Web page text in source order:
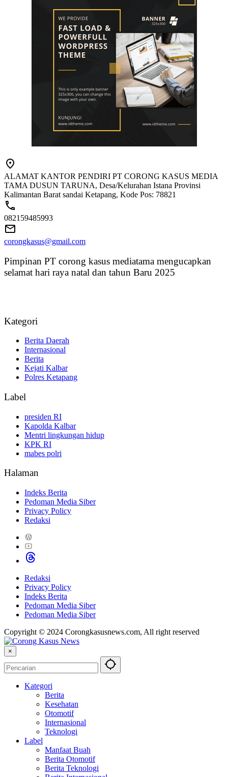
ALAMAT KANTOR PENDIRI PT CORONG KASUS MEDIA
TAMA DUSUN TARUNA, Desa/Kelurahan Istana Provinsi
Kalimantan Barat sandai Ketapang, Kode Pos: 78821
082159485993
corongkasus@gmail.com
Pimpinan PT corong kasus mediatama mengucapkan
selamat hari raya natal dan tahun Baru 2025
Kategori
Berita Daerah
Internasional
Berita
Kejati Kalbar
Polres Ketapang
Label
presiden RI
Kapolda Kalbar
Mentri lingkungan hidup
KPK RI
mabes polri
Halaman
Indeks Berita
Pedoman Media Siber
Privacy Policy
Redaksi
Redaksi
Privacy Policy
Indeks Berita
Pedoman Media Siber
Pedoman Media Siber
Copyright © 2024 Corongkasusnews.com, All right reserved
×
Kategori
Berita
Kesehatan
Otomotif
Internasional
Teknologi
Label
Manfaat Buah
Berita Otomotif
Berita Teknologi